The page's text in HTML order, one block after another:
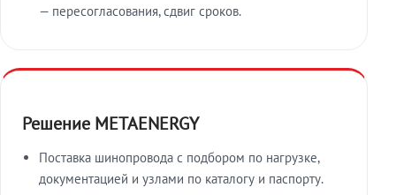
— пересогласования, сдвиг сроков.
Решение METAENERGY
Поставка шинопровода с подбором по нагрузке,
документацией и узлами по каталогу и паспорту.